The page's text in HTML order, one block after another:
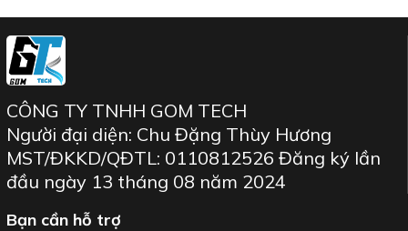
CÔNG TY TNHH GOM TECH
Người đại diện: Chu Đặng Thùy Hương
MST/ĐKKD/QĐTL: 0110812526 Đăng ký lần
đầu ngày 13 tháng 08 năm 2024
Bạn cần hỗ trợ